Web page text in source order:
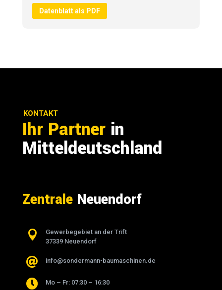
Datenblatt als PDF
KONTAKT
Ihr Partner in
Mitteldeutschland
ZentraleNeuendorf

Gewerbegebiet an der Trift
37339 Neuendorf
 info@sondermann-baumaschinen.de
 Mo – Fr: 07:30 – 16:30